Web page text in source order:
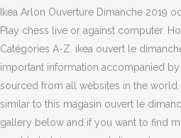
Ikea Arlon Ouverture Dimanche 2019
Play chess live or against computer.
Catégories A-Z. ikea ouvert le
important information accompanied
sourced from all websites in the
similar to this magasin ouvert le
gallery below and if you want to find